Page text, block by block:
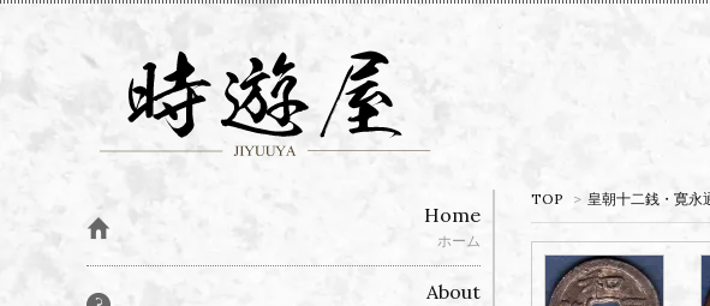
TOP > 皇朝十二銭・寛永
Home
ホーム
About